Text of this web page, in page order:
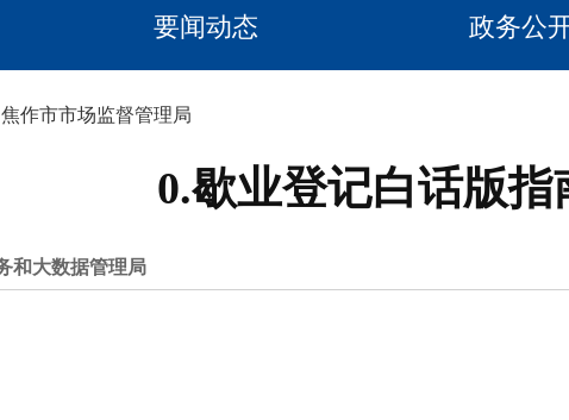
要闻动态 政务公
焦作市市场监督管理局
0.歇业登记白话版指
和大数据管理局